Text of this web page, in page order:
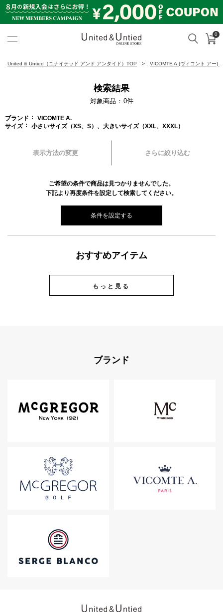
検索 カ
0
United & Untied（ユナイテッド アンド アンタイド）TOP VICOMTE A.(ヴィコント アー)
検索結果
対象商品 0件
ブランド
VICOMTE A.
サイズ
小さいサイズ（XS、S）、大きいサイズ（XXL、XXXL）
表示方法の変更 さらに絞り込む
ご希望の条件で商品は見つかりませんでした。
下記より再度条件を設定して検索してください。
条件を設定する
おすすめアイテム
もっと見る
ブランド